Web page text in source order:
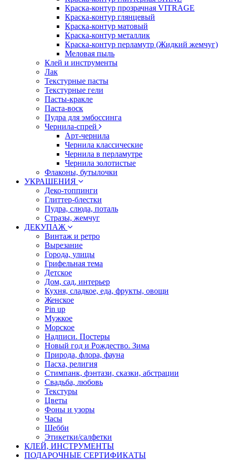
Краска-контур прозрачная VITRAGE
Краска-контур глянцевый
Краска-контур матовый
Краска-контур металлик
Краска-контур перламутр (Жидкий жемчуг)
Меловая пыль
Клей и инструменты
Лак
Текстурные пасты
Текстурные гели
Пасты-кракле
Паста-воск
Пудра для эмбоссинга
Чернила-спрей
Арт-чернила
Чернила классические
Чернила в перламутре
Чернила золотистые
Флаконы, бутылочки
УКРАШЕНИЯ
Деко-топпинги
Глиттер-блестки
Пудра, слюда, поталь
Стразы, жемчуг
ДЕКУПАЖ
Винтаж и ретро
Вырезание
Города, улицы
Грифельная тема
Детское
Дом, сад, интерьер
Кухня, сладкое, еда, фрукты, овощи
Женское
Pin up
Мужкое
Морское
Надписи. Постеры
Новый год и Рождество. Зима
Природа, флора, фауна
Пасха, религия
Стимпанк, фэнтази, сказки, абстрации
Свадьба, любовь
Текстуры
Цветы
Фоны и узоры
Часы
Шебби
Этикетки/салфетки
КЛЕЙ, ИНСТРУМЕНТЫ
ПОДАРОЧНЫЕ СЕРТИФИКАТЫ